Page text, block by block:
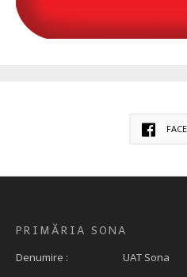
PRIMĂRIA SONA
Denumire : UAT Sona